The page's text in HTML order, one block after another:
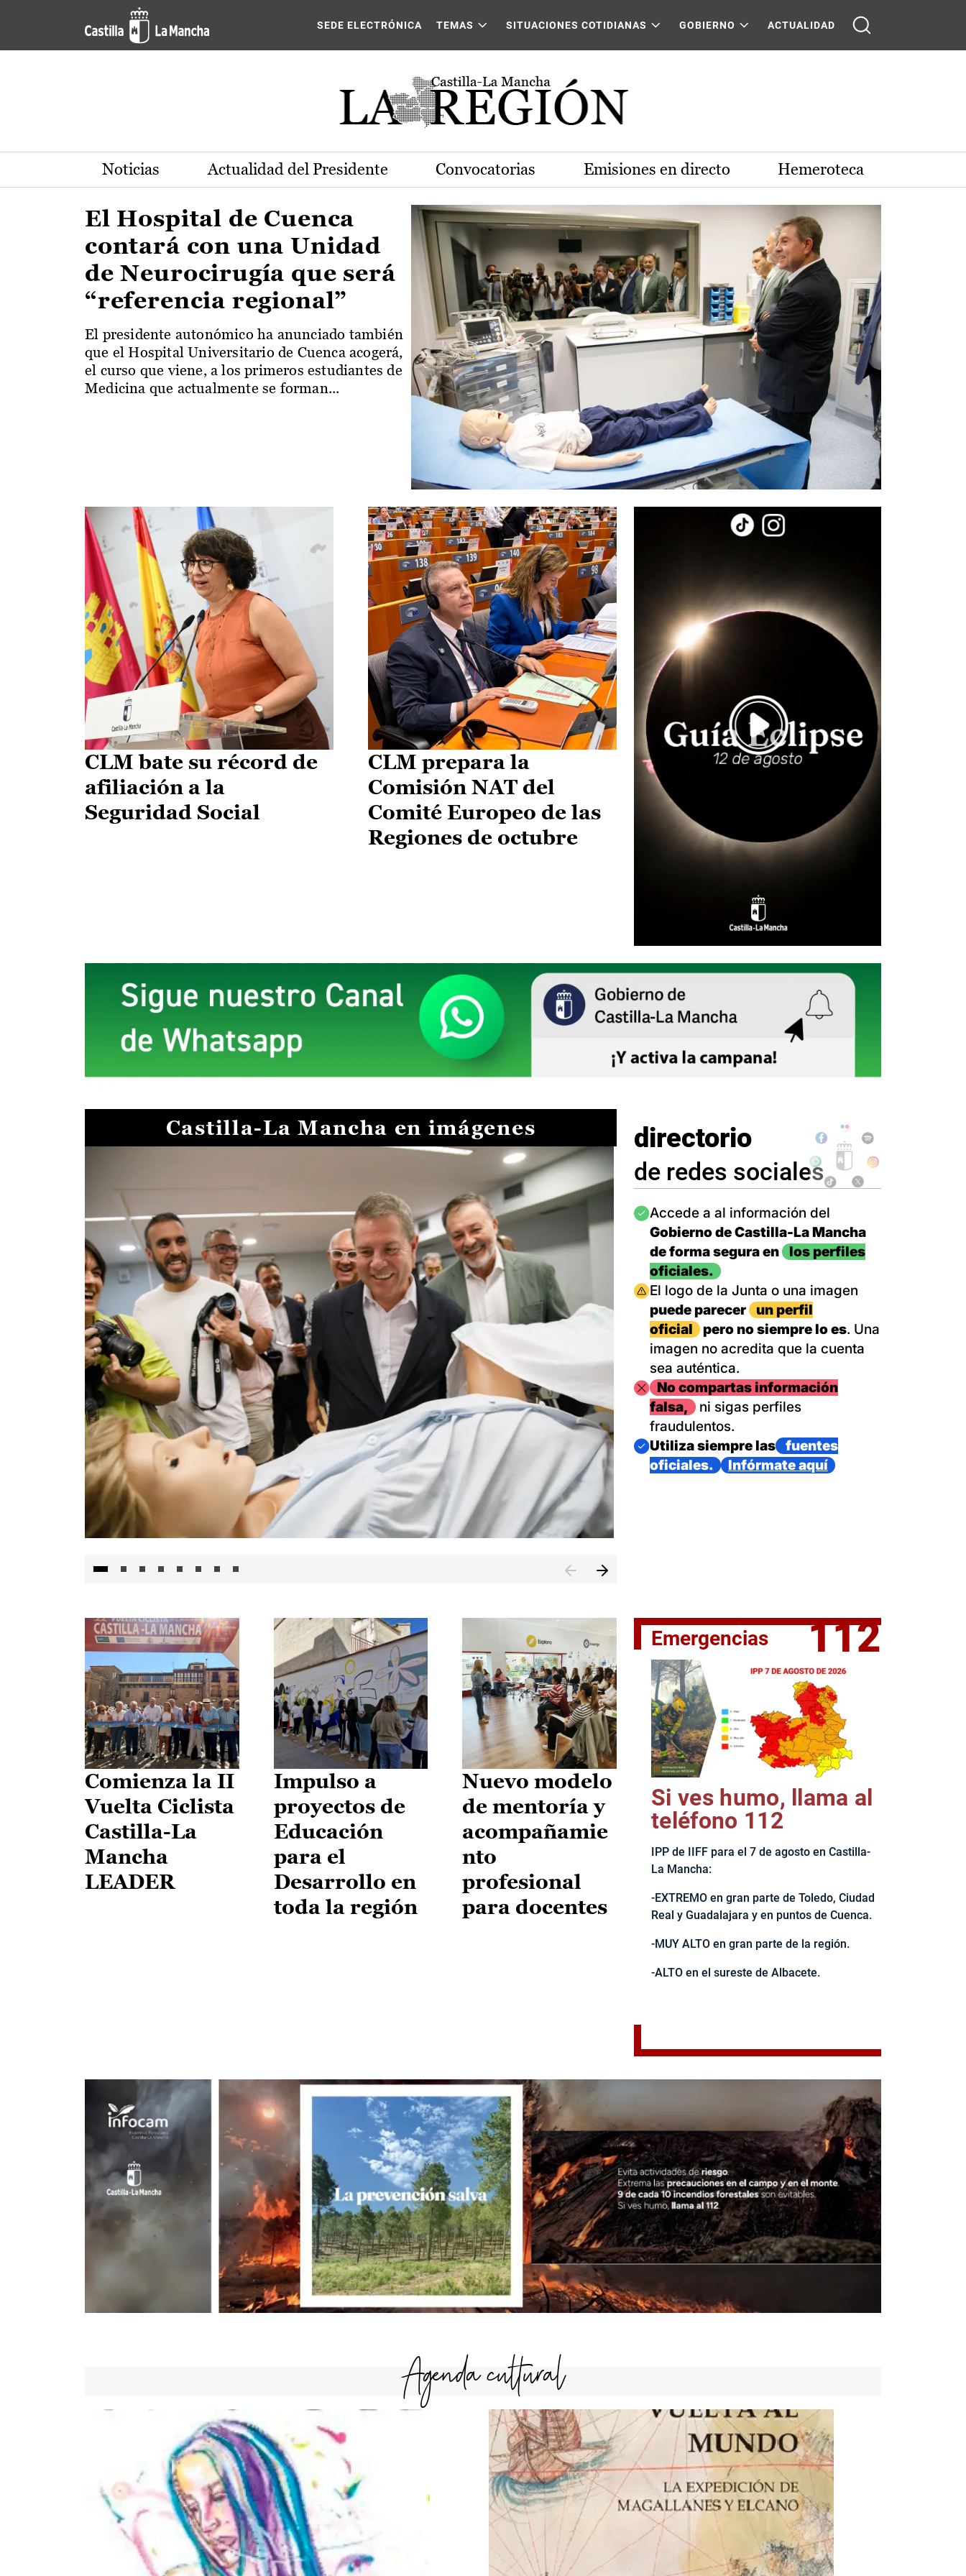
Pasar al contenido principal
Actualidad de la región de Castilla-La Mancha
SEDE ELECTRÓNICA TEMAS SITUACIONES COTIDIANAS GOBIERNO ACTUALIDAD
Noticias Actualidad del Presidente Convocatorias Emisiones en directo Hemeroteca
El Hospital de Cuenca
contará con una Unidad
de Neurocirugía que será
“referencia regional”
El presidente autonómico ha anunciado también
que el Hospital Universitario de Cuenca acogerá,
el curso que viene, a los primeros estudiantes de
Medicina que actualmente se forman...
CLM bate su récord de
afiliación a la
Seguridad Social
CLM prepara la
Comisión NAT del
Comité Europeo de las
Regiones de octubre
Castilla-La Mancha en imágenes
El jefe del Ejecutivo castellanomanchego, Emiliano García-
directorio
de redes sociales
Imagen
Accede a al información del
Gobierno de Castilla-La Mancha
de forma segura en
los perfiles
oficiales.
Imagen
El logo de la Junta o una imagen
puede parecer
un perfil
oficial
pero no siempre lo es. Una
imagen no acredita que la cuenta
sea auténtica.
ImagenNo compartas información
falsa,
ni sigas perfiles
fraudulentos.
Imagen
Utiliza siempre las
fuentes
oficiales.
Infórmate aquí
Comienza la II
Vuelta Ciclista
Castilla-La
Mancha
LEADER
Impulso a
proyectos de
Educación
para el
Desarrollo en
toda la región
Nuevo modelo
de mentoría y
acompañamie
nto
profesional
para docentes
Emergencias 112
Si ves humo, llama al
teléfono 112
IPP de IIFF para el 7 de agosto en Castilla-
La Mancha:
-EXTREMO en gran parte de Toledo, Ciudad
Real y Guadalajara y en puntos de Cuenca.
-MUY ALTO en gran parte de la región.
-ALTO en el sureste de Albacete.
Agenda cultural